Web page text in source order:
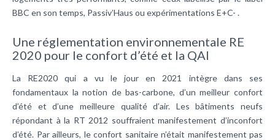
BBC en son temps, Passiv’Haus ou expérimentations E+C- .
Une réglementation environnementale RE
2020 pour le confort d’été et la QAI
La RE2020 qui a vu le jour en 2021 intègre dans ses
fondamentaux la notion de bas-carbone, d’un meilleur confort
d’été et d’une meilleure qualité d’air. Les bâtiments neufs
répondant à la RT 2012 souffraient manifestement d’inconfort
d’été. Par ailleurs, le confort sanitaire n’était manifestement pas